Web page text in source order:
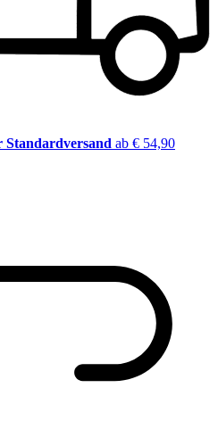
Standardversand ab € 54,90